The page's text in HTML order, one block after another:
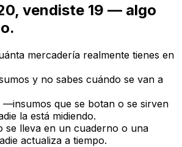
vendiste 19 — algo
mercadería realmente tienes en
y no sabes cuándo se van a
—insumos que se botan o se sirven
la está midiendo.
se lleva en un cuaderno o una
actualiza a tiempo.